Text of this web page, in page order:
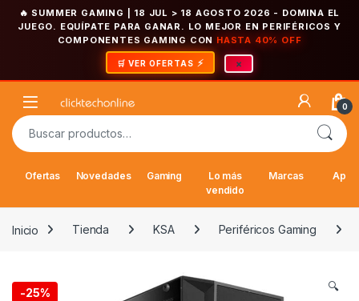
🔥 SUMMER GAMING | 18 JUL > 18 AGOSTO 2026 - DOMINA EL
JUEGO. EQUÍPATE PARA GANAR. LO MEJOR EN PERIFÉRICOS Y
COMPONENTES GAMING CON HASTA 40% OFF
🛒 VER OFERTAS ×
Open 0
Buscar por:
Ofertas Novedades Gaming
Lo más
vendido
Marcas
Inicio Tienda KSA Periféricos Gaming
-25% 🔍